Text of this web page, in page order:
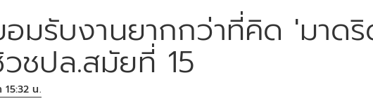
อมรับงานยากกว่าที่คิด 'มาด
ชปล.สมัยที่ 15
15:32 น.